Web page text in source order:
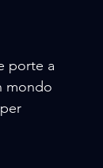
porte a
mondo